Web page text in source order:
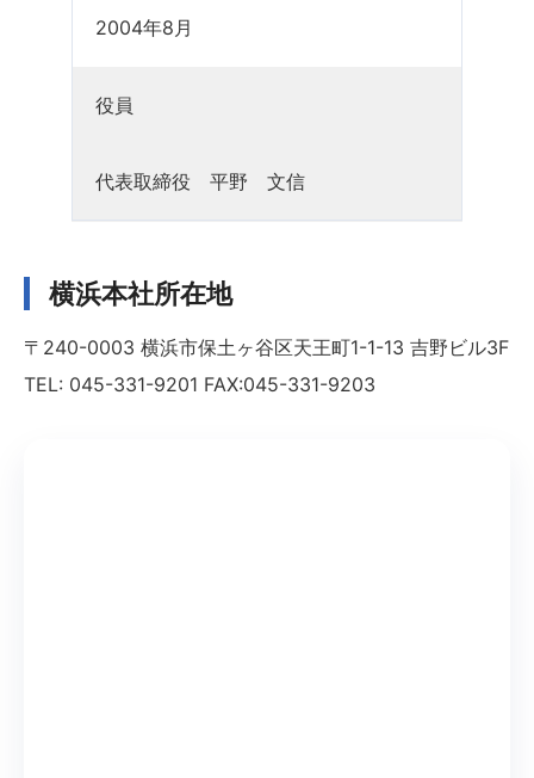
2004年8月
役員
代表取締役 平野 文信
横浜本社所在地
〒240-0003 横浜市保土ヶ谷区天王町1-1-13 吉野ビル3F
TEL: 045-331-9201 FAX:045-331-9203